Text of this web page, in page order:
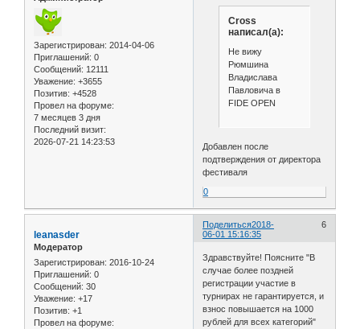
Зарегистрирован: 2014-04-06
Приглашений: 0
Сообщений: 12111
Уважение: +3655
Позитив: +4528
Провел на форуме:
7 месяцев 3 дня
Последний визит:
2026-07-21 14:23:53
Cross
написал(а):
Не вижу
Рюмшина
Владислава
Павловича в
FIDE OPEN
Добавлен после
подтверждения от директора
фестиваля
0
Поделиться 6
2018-
06-01 15:16:35
leanasder
Модератор
Зарегистрирован: 2016-10-24
Приглашений: 0
Сообщений: 30
Уважение: +17
Позитив: +1
Провел на форуме:
Здравствуйте! Поясните "В
случае более поздней
регистрации участие в
турнирах не гарантируется, и
взнос повышается на 1000
рублей для всех категорий"